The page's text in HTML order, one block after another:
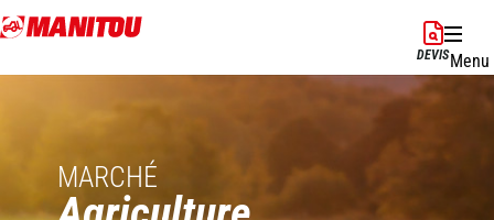
Aller
au
DEVISMenu
MARCHÉ